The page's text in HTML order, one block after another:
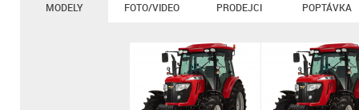
MODELY FOTO/VIDEO PRODEJCI POPTÁVKA